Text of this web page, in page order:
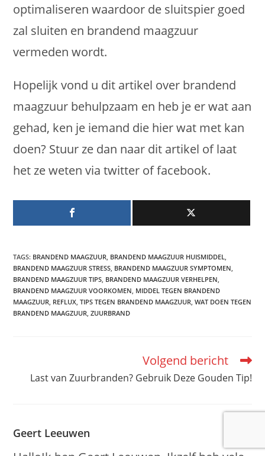
optimaliseren waardoor de sluitspier goed
zal sluiten en brandend maagzuur
vermeden wordt.
Hopelijk vond u dit artikel over brandend
maagzuur behulpzaam en heb je er wat aan
gehad, ken je iemand die hier wat met kan
doen? Stuur ze dan naar dit artikel of laat
het ze weten via twitter of facebook.
TAGS: BRANDEND MAAGZUUR BRANDEND MAAGZUUR HUISMIDDEL
BRANDEND MAAGZUUR STRESS BRANDEND MAAGZUUR SYMPTOMEN
BRANDEND MAAGZUUR TIPS BRANDEND MAAGZUUR VERHELPEN
BRANDEND MAAGZUUR VOORKOMEN MIDDEL TEGEN BRANDEND
MAAGZUUR REFLUX TIPS TEGEN BRANDEND MAAGZUUR WAT DOEN TEGEN
BRANDEND MAAGZUUR ZUURBRAND
artikelen
Volgend bericht
Last van Zuurbranden? Gebruik Deze Gouden Tip!
Geert Leeuwen